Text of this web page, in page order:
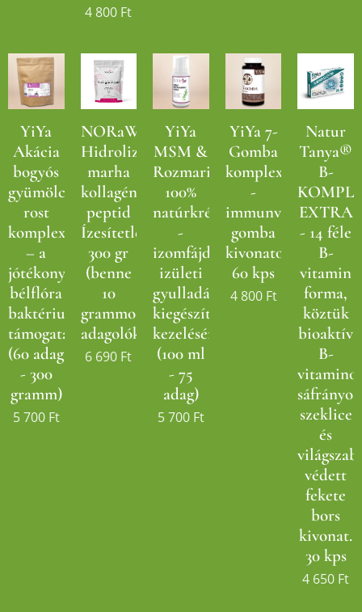
4 800 Ft
YiYa
Akácia
bogyós
gyümölcs
rost
komplex
– a
jótékony
bélflóra
baktériumok
támogatásáért!
(60 adag
- 300
gramm)
5 700Ft
NORaWAY
Hidrolizált
marha
kollagén
peptid
Ízesítetlen,
300 gr
(benne
10
grammos
adagolókanállal)
6 690 Ft
YiYa
MSM &
Rozmaring
100%
natúrkrém
-
izomfájdalmak,
izületi
gyulladások
kiegészítő
kezelésére!
(100 ml
- 75
adag)
5 700Ft
YiYa 7-
Gomba
komplex
-
immunvédő
gomba
kivonatok!
60 kps
4 800Ft
Natur
Tanya®
B-
EXTRA
- 14 féle
B-
vitamin
forma,
köztük
bioaktív
B-
sáfrányos
szeklice
és
védett
fekete
bors
kivonat.
30 kps
4 650 Ft